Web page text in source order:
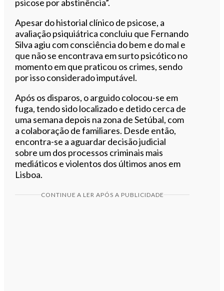
psicose por abstinência”.
Apesar do historial clínico de psicose, a
avaliação psiquiátrica concluiu que Fernando
Silva agiu com consciência do bem e do mal e
que não se encontrava em surto psicótico no
momento em que praticou os crimes, sendo
por isso considerado imputável.
Após os disparos, o arguido colocou-se em
fuga, tendo sido localizado e detido cerca de
uma semana depois na zona de Setúbal, com
a colaboração de familiares. Desde então,
encontra-se a aguardar decisão judicial
sobre um dos processos criminais mais
mediáticos e violentos dos últimos anos em
Lisboa.
CONTINUE A LER APÓS A PUBLICIDADE